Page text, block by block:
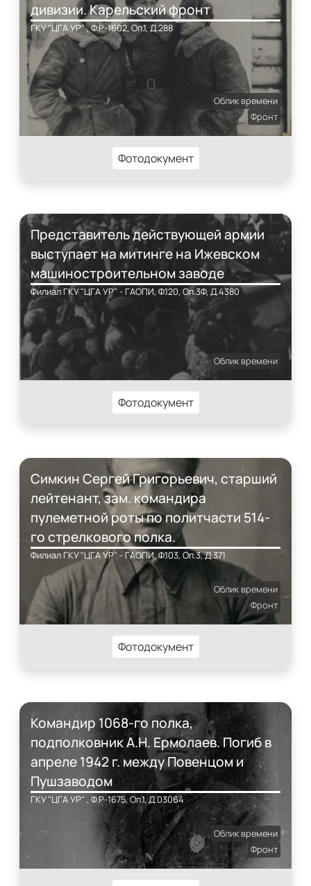
дивизии. Карельский фронт
ГКУ "ЦГА УР" , Ф.Р-1602, Оп.1, Д.288
Облик времени
Фронт
Фотодокумент
Представитель действующей армии
выступает на митинге на Ижевском
машиностроительном заводе
Филиал ГКУ "ЦГА УР" - ГАОПИ, Ф.120, Оп.3Ф, Д.4380
Облик времени
Фотодокумент
Симкин Сергей Григорьевич, старший
лейтенант, зам. командира
пулеметной роты по политчасти 514-
го стрелкового полка.
Филиал ГКУ "ЦГА УР" - ГАОПИ, Ф.103, Оп.3, Д.371
Облик времени
Фронт
Фотодокумент
Командир 1068-го полка,
подполковник А.Н. Ермолаев. Погиб в
апреле 1942 г. между Повенцом и
Пушзаводом
ГКУ "ЦГА УР" , Ф.Р-1675, Оп.1, Д.03064
Облик времени
Фронт